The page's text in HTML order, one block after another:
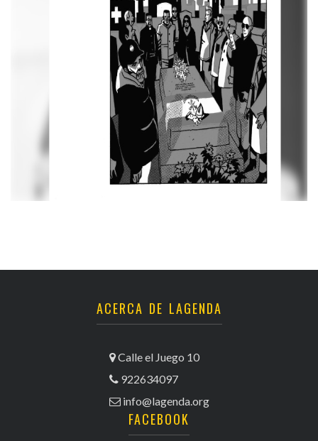
ACERCA DE LAGENDA
Calle el Juego 10
922634097
info@lagenda.org
FACEBOOK